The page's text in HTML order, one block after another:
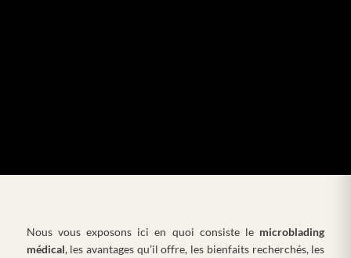
Nous vous exposons ici en quoi consiste le microblading
médical, les avantages qu’il offre, les bienfaits recherchés, les